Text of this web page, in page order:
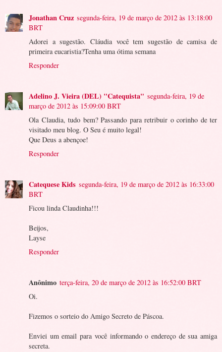
Jonathan Cruz segunda-feira, 19 de março de 2012 às 13:18:00
BRT
Adorei a sugestão. Cláudia você tem sugestão de camisa de
primeira eucaristia?Tenha uma ótima semana
Responder
Adelino J. Vieira (DEL) "Catequista" segunda-feira, 19 de
março de 2012 às 15:09:00 BRT
Ola Claudia, tudo bem? Passando para retribuir o corinho de ter
visitado meu blog. O Seu é muito legal!
Que Deus a abençoe!
Responder
Catequese Kids segunda-feira, 19 de março de 2012 às 16:33:00
BRT
Ficou linda Claudinha!!!
Beijos,
Layse
Responder
Anônimo terça-feira, 20 de março de 2012 às 16:52:00 BRT
Oi.
Fizemos o sorteio do Amigo Secreto de Páscoa.
Enviei um email para você informando o endereço de sua amiga
secreta.